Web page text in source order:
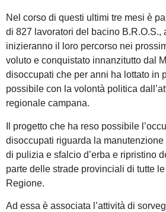
Nel corso di questi ultimi tre mesi è
di 827 lavoratori del bacino B.R.O.S.,
inizieranno il loro percorso nei
voluto e conquistato innanzitutto dal
disoccupati che per anni ha lottato in
possibile con la volontà politica
regionale campana.
Il progetto che ha reso possibile
disoccupati riguarda la manutenzione
di pulizia e sfalcio d’erba e ripristino
parte delle strade provinciali di tutte
Regione.
Ad essa è associata l’attività di